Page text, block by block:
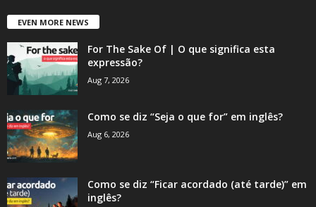
EVEN MORE NEWS
For The Sake Of | O que significa esta
expressão?
Aug 7, 2026
Como se diz “Seja o que for” em inglês?
Aug 6, 2026
Como se diz “Ficar acordado (até tarde)” em
inglês?